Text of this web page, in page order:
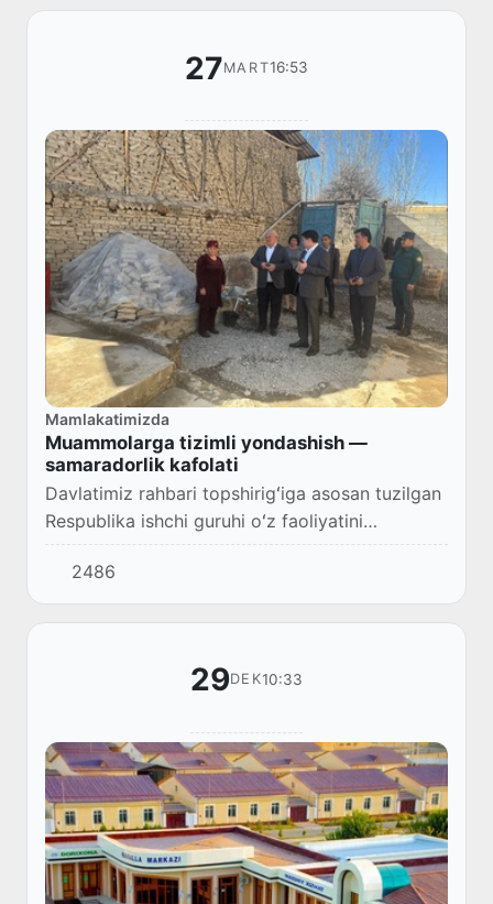
27MART16:53
Mamlakatimizda
Muammolarga tizimli yondashish —
samaradorlik kafolati
Davlatimiz rahbari topshirigʻiga asosan tuzilgan
Respublika ishchi guruhi oʻz faoliyatini
Namangan viloyatida davom ettirmoqda.
2486
29DEK10:33